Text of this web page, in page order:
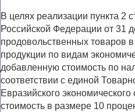
В целях реализации пункта 2
Российской Федерации от 31
продовольственных товаров
продукции по видам
добавленную стоимость по
соответствии с единой
Евразийского
стоимость в размере 10